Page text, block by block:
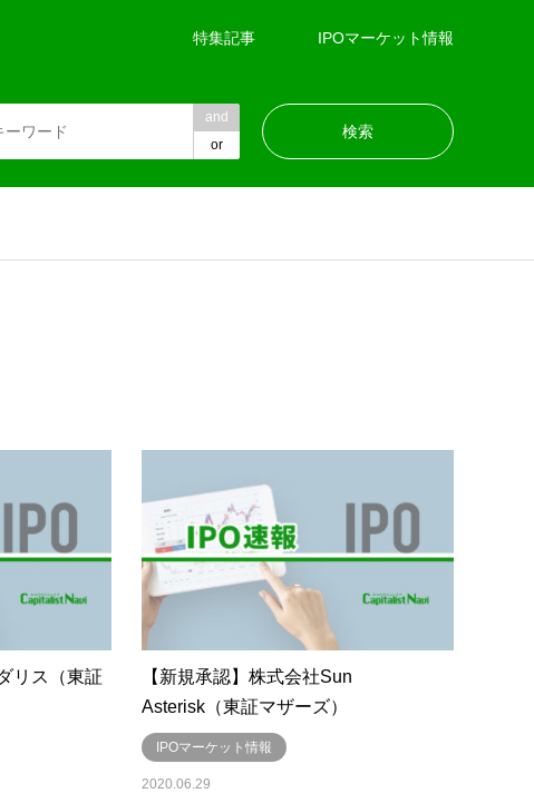
特集記事 IPOマーケット情報
and
or
リス（東証
【新規承認】株式会社Sun
Asterisk（東証マザーズ）
IPOマーケット情報
2020.06.29